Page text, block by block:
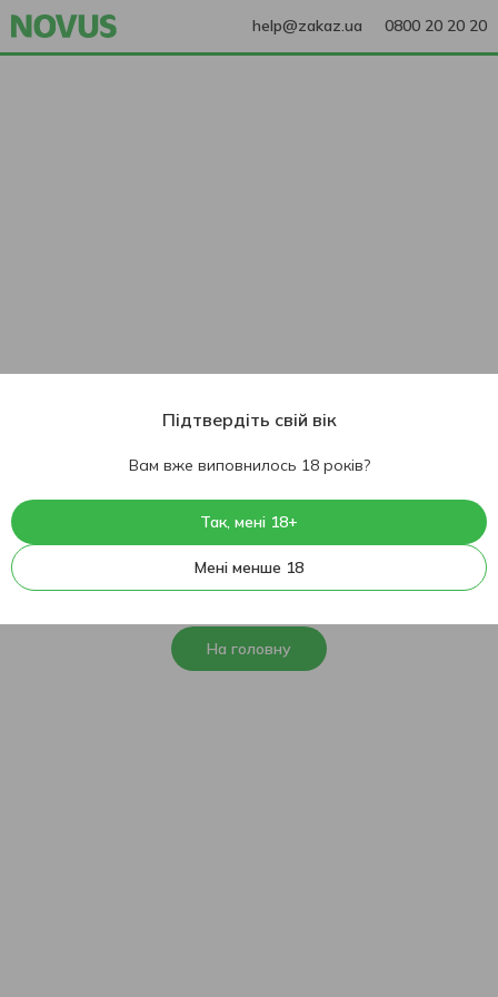
help@zakaz.ua 0800 20 20 20
404
На жаль, ця сторінка не
знайдена
На головну
Підтвердіть свій вік
Вам вже виповнилось 18 років?
Так, мені 18+
Мені менше 18